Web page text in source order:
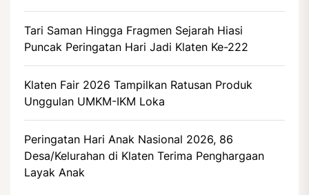
Tari Saman Hingga Fragmen Sejarah Hiasi
Puncak Peringatan Hari Jadi Klaten Ke-222
Klaten Fair 2026 Tampilkan Ratusan Produk
Unggulan UMKM-IKM Loka
Peringatan Hari Anak Nasional 2026, 86
Desa/Kelurahan di Klaten Terima Penghargaan
Layak Anak